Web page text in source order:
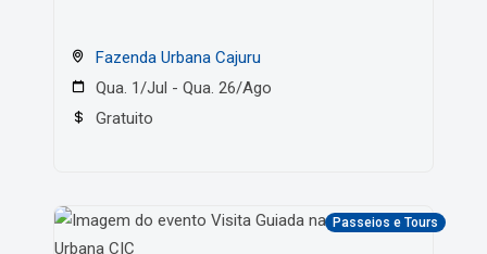
Fazenda Urbana Cajuru
Qua. 1/Jul - Qua. 26/Ago
Gratuito
Passeios e Tours